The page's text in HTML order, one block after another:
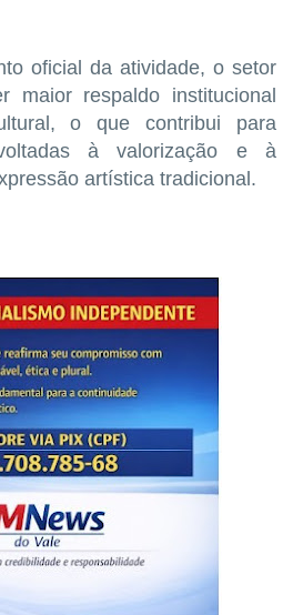
oficial da atividade, o setor
maior respaldo institucional
o que contribui para
à valorização e à
artística tradicional.